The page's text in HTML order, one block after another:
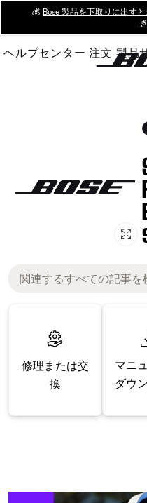
Main
💰 Bose 製品を下取りに出す
ヘルプセンター 注文 製品
修理または交
換
マニ
ダウ